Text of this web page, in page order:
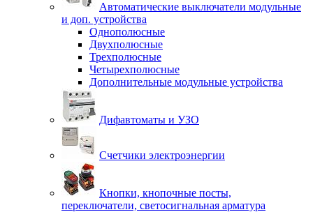
Автоматические выключатели модульные
и доп. устройства
Однополюсные
Двухполюсные
Трехполюсные
Четырехполюсные
Дополнительные модульные устройства
Дифавтоматы и УЗО
Счетчики электроэнергии
Кнопки, кнопочные посты,
переключатели, светосигнальная арматура